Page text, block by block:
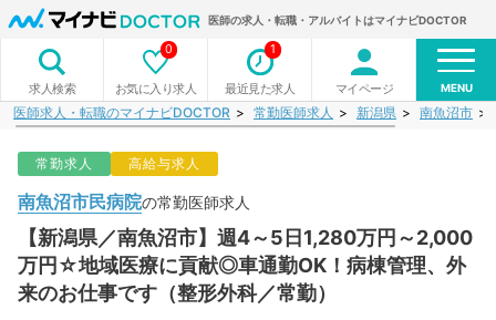
医師の求人・転職・アルバイトはマイナビDOCTOR
求人検索 お気に入り求人
0
最近見た求人
1
マイページ MENU
医師求人・転職のマイナビDOCTOR 常勤医師求人 新潟県 南魚沼市
常勤求人 高給与求人
南魚沼市民病院の常勤医師求人
【新潟県／南魚沼市】週4～5日1,280万円～2,000
万円☆地域医療に貢献◎車通勤OK！病棟管理、外
来のお仕事です（整形外科／常勤）